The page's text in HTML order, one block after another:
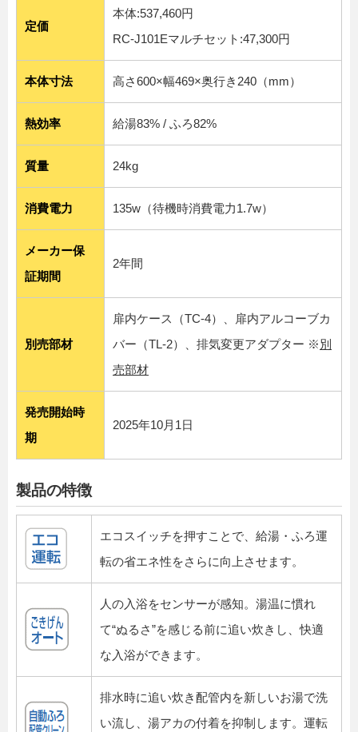
定価
本体:537,460円
RC-J101Eマルチセット:47,300円
本体寸法 高さ600×幅469×奥行き240（mm）
熱効率 給湯83% / ふろ82%
質量 24kg
消費電力 135w（待機時消費電力1.7w）
メーカー保
証期間
2年間
別売部材
扉内ケース（TC-4）、扉内アルコーブカ
バー（TL-2）、排気変更アダプター ※別
売部材
発売開始時
期
2025年10月1日
製品の特徴
エコスイッチを押すことで、給湯・ふろ運
転の省エネ性をさらに向上させます。
人の入浴をセンサーが感知。湯温に慣れ
て“ぬるさ”を感じる前に追い炊きし、快適
な入浴ができます。
排水時に追い炊き配管内を新しいお湯で洗
い流し、湯アカの付着を抑制します。運転